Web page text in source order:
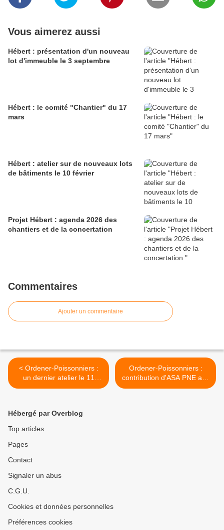
Vous aimerez aussi
Hébert : présentation d'un nouveau
lot d'immeuble le 3 septembre
Hébert : le comité "Chantier" du 17
mars
Hébert : atelier sur de nouveaux lots
de bâtiments le 10 février
Projet Hébert : agenda 2026 des
chantiers et de la concertation
Commentaires
Ajouter un commentaire
< Ordener-Poissonniers :
un dernier atelier le 11
janvier avant une réunion
Ordener-Poissonniers :
contribution d'ASA PNE aux
orientations
Hébergé par Overblog
Top articles
Pages
Contact
Signaler un abus
C.G.U.
Cookies et données personnelles
Préférences cookies